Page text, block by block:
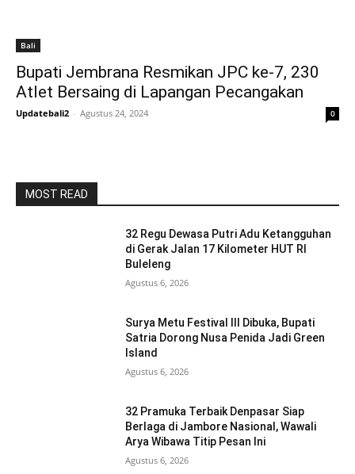
Bali
Bupati Jembrana Resmikan JPC ke-7, 230
Atlet Bersaing di Lapangan Pecangakan
Updatebali2 - Agustus 24, 2024 0
MOST READ
32 Regu Dewasa Putri Adu Ketangguhan
di Gerak Jalan 17 Kilometer HUT RI
Buleleng
Agustus 6, 2026
Surya Metu Festival III Dibuka, Bupati
Satria Dorong Nusa Penida Jadi Green
Island
Agustus 6, 2026
32 Pramuka Terbaik Denpasar Siap
Berlaga di Jambore Nasional, Wawali
Arya Wibawa Titip Pesan Ini
Agustus 6, 2026